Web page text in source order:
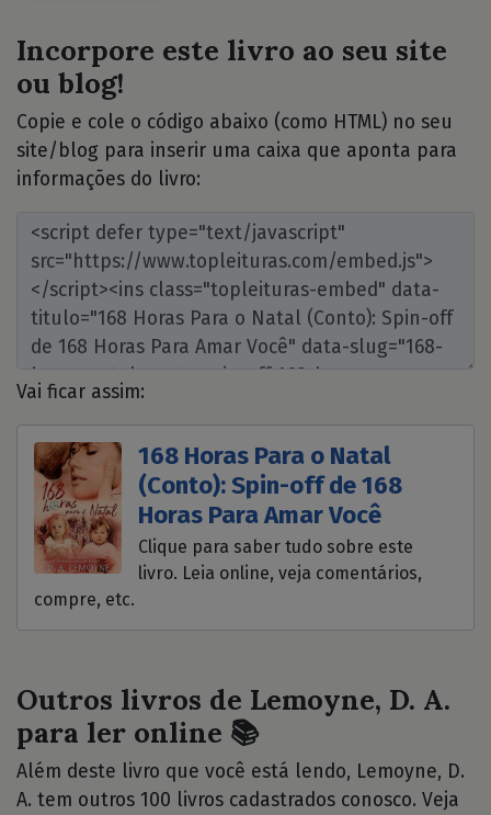
Incorpore este livro ao seu site
ou blog!
Copie e cole o código abaixo (como HTML) no seu
site/blog para inserir uma caixa que aponta para
informações do livro:
Vai ficar assim:
168 Horas Para o Natal
(Conto): Spin-off de 168
Horas Para Amar Você
Clique para saber tudo sobre este
livro. Leia online, veja comentários,
compre, etc.
Outros livros de Lemoyne, D. A.
para ler online 📚
Além deste livro que você está lendo, Lemoyne, D.
A. tem outros 100 livros cadastrados conosco. Veja